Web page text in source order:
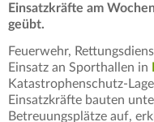
Einsatzkräfte am
geübt.
Feuerwehr,
Einsatz an Sporthallen in
Katastrophenschutz-
Einsatzkräfte bauten
Betreuungsplätze auf,